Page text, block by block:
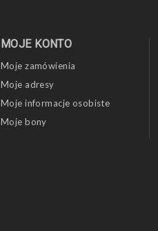
MOJE KONTO
Moje zamówienia
Moje adresy
Moje informacje osobiste
Moje bony